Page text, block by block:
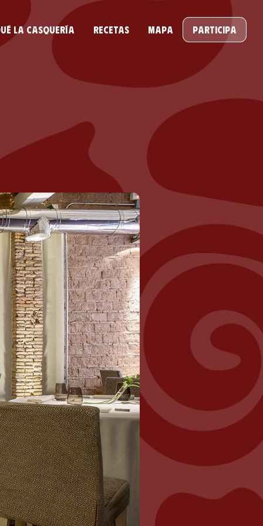
la casquería Recetas Mapa Participa